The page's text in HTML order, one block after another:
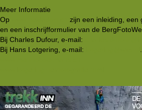
Meer Informatie
Op
zijn een inleiding, een
en een inschrijfformulier van de
Bij Charles Dufour, e-mail:
Bij Hans Lotgering, e-mail:
.